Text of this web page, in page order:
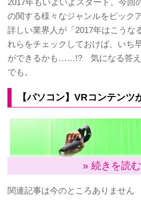
2017年もいよいよスタート。今回
の関する様々なジャンルをピック
詳しい業界人が「2017年はこうな
れらをチェックしておけば、いち
ができるかも……!? 気になる答え
でも。
【パソコン】VRコンテンツ
» 続きを読む
関連記事は今のところありません